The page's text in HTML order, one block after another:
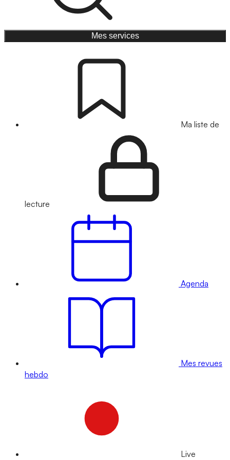
Mes services
Ma liste de
lecture
Agenda
Mes revues
hebdo
Live